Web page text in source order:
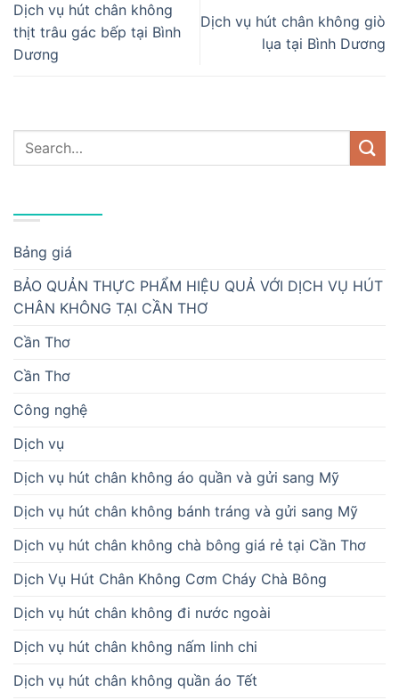
Dịch vụ hút chân không
thịt trâu gác bếp tại Bình
Dương
Dịch vụ hút chân không giò
lụa tại Bình Dương
Bảng giá
BẢO QUẢN THỰC PHẨM HIỆU QUẢ VỚI DỊCH VỤ HÚT
CHÂN KHÔNG TẠI CẦN THƠ
Cần Thơ
Cần Thơ
Công nghệ
Dịch vụ
Dịch vụ hút chân không áo quần và gửi sang Mỹ
Dịch vụ hút chân không bánh tráng và gửi sang Mỹ
Dịch vụ hút chân không chà bông giá rẻ tại Cần Thơ
Dịch Vụ Hút Chân Không Cơm Cháy Chà Bông
Dịch vụ hút chân không đi nước ngoài
Dịch vụ hút chân không nấm linh chi
Dịch vụ hút chân không quần áo Tết